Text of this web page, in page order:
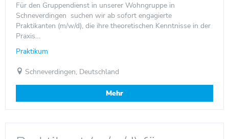
Für den Gruppendienst in unserer Wohngruppe in
Schneverdingen suchen wir ab sofort engagierte
Praktikanten (m/w/d), die ihre theoretischen Kenntnisse in der
Praxis...
Praktikum
Schneverdingen, Deutschland
Mehr